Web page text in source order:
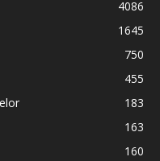
4086
1645
750
455
183
163
160